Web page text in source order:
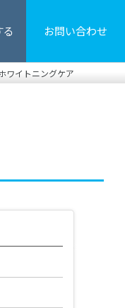
お問い合わせ
説明書の検索
ワイトニングケア